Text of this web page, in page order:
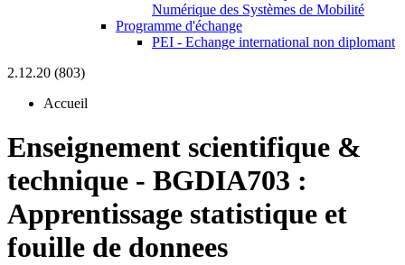
Numérique des Systèmes de Mobilité
Programme d'échange
PEI - Echange international non diplomant
2.12.20 (803)
Accueil
Enseignement scientifique &
technique - BGDIA703 :
Apprentissage statistique et
fouille de donnees